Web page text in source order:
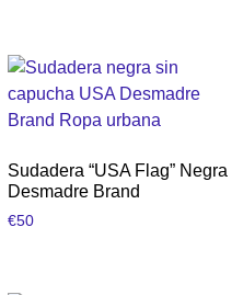
Sudadera “USA Flag” Negra
Desmadre Brand
€50